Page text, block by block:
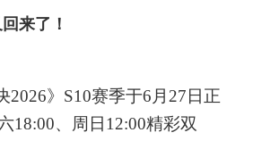
来了！
2026》S10赛季于6月27日正
18:00、周日12:00精彩双